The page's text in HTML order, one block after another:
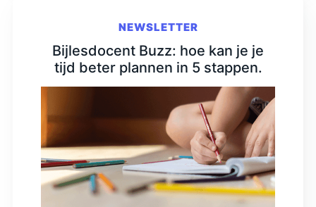
NEWSLETTER
Bijlesdocent Buzz: hoe kan je je
tijd beter plannen in 5 stappen.